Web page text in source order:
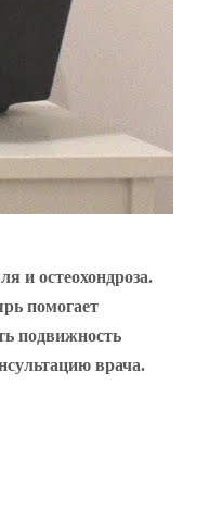
и остеохондроза.
помогает
подвижность
врача.